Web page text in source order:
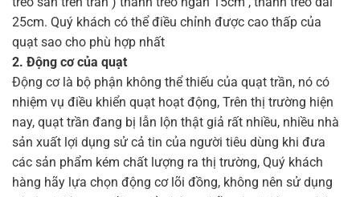
25cm. Quý khách có thể điều chỉnh được cao thấp của
quạt sao cho phù hợp nhất
2. Động cơ của quạt
Động cơ là bộ phận không thể thiếu của quạt trần, nó có
nhiệm vụ điều khiển quạt hoạt động, Trên thị trường hiện
nay, quạt trần đang bị lẫn lộn thật giả rất nhiều, nhiều nhà
sản xuất lợi dụng sử cả tin của người tiêu dùng khi đưa
các sản phẩm kém chất lượng ra thị trường, Quý khách
hàng hãy lựa chọn động cơ lõi đồng, không nên sử dụng